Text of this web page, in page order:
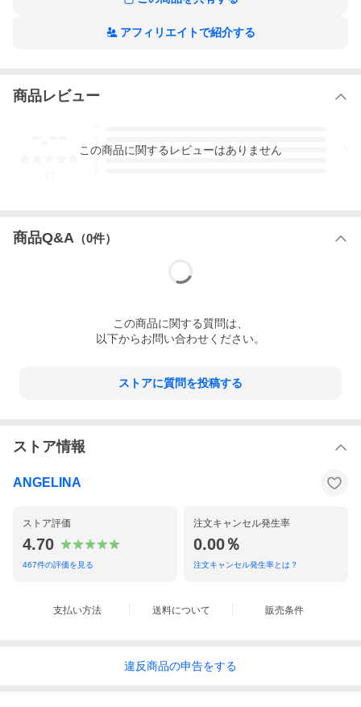
California デザインｘメイドイン TOKYO
千パターンのカスタムが可能ですので世界に一つだけのオリジナ
ル品をお作り致します。
ポルシェレザーを使用。その圧倒的な質と個性をお楽しみ下さ
車のレザーの紹介
ます。約17年ほど経過した既に生産が終了した希少な物となりま
贅沢にフルレザーで仕立られておりますので、革の香りや肌触り
ANTIQUE のバッグシリーズとなります。バッグの場合は革だけ
ではなく内装に使うアルカンターラの縫製もありますのでミシン
あり、少々の傷もつきませんのでとても扱いやすい素材となって
おります。
変化をお楽しみ頂けます。
ワンの革となります。
車レザー部分は基本的にブラックとなります。
お客様の愛車のレザーで製作する事も可能です。車検証入れケー
詳しい説明はこちら
ショルダーや持ち手部分に使うマストロット社（アドリア）は
アフィリエイトで紹介する
商品レビュー
3
この商品に関するレビューはありません
商品Q&A （0件）
この商品に関する質問は、
以下からお問い合わせください。
ストアに質問を投稿する
ストア情報
ANGELINA
ストア評価
4.70
467件の評価を見る
注文キャンセル発生率
0.00％
注文キャンセル発生率とは？
支払い方法 送料について 販売条件
違反商品の申告をする